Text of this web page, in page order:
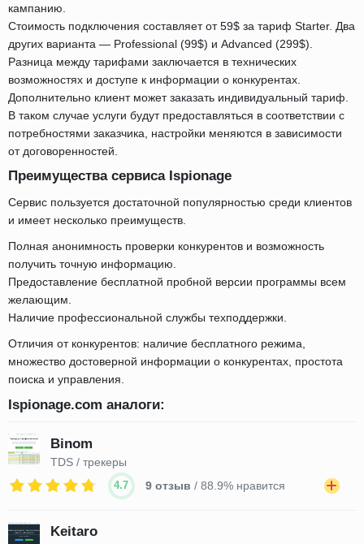
кампанию.
Стоимость подключения составляет от 59$ за тариф Starter. Два
других варианта — Professional (99$) и Advanced (299$).
Разница между тарифами заключается в технических
возможностях и доступе к информации о конкурентах.
Дополнительно клиент может заказать индивидуальный тариф.
В таком случае услуги будут предоставляться в соответствии с
потребностями заказчика, настройки меняются в зависимости
от договоренностей.
Преимущества сервиса Ispionage
Сервис пользуется достаточной популярностью среди клиентов
и имеет несколько преимуществ.
Полная анонимность проверки конкурентов и возможность
получить точную информацию.
Предоставление бесплатной пробной версии программы всем
желающим.
Наличие профессиональной службы техподдержки.
Отличия от конкурентов: наличие бесплатного режима,
множество достоверной информации о конкурентах, простота
поиска и управления.
Ispionage.com аналоги:
Binom
TDS / трекеры
4.7 9 отзыв / 88.9% нравится
Keitaro